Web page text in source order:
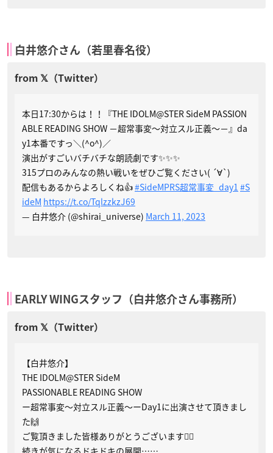
白井悠介さん（若里春名役）
本日17:30からは！！『THE IDOLM@STER SideM PASSION
ABLE READING SHOW －超常事変～対立スル正義～－』da
y1本番ですっ＼(^o^)／
演出がすごいバチバチな朗読劇です✨✨✨
315プロのみんなの熱い戦いをぜひご覧ください( ´∀`)
配信もあるからよろしくね👍️#SideMPRS超常事変_day1 #S
ideM https://t.co/TqlzzkzJ69
— 白井悠介 (@shirai_universe) March 11, 2023
EARLY WINGスタッフ（白井悠介さん事務所）
【白井悠介】
THE IDOLM@STER SideM
PASSIONABLE READING SHOW
ー超常事変～対立スル正義～ーDay1に出演させて頂きまし
た🙌
ご覧頂きました皆様ありがとうございます🙇‍♂️